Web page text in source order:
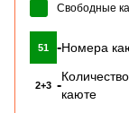
Свободные
51 -Номера
2+3 -
каюте